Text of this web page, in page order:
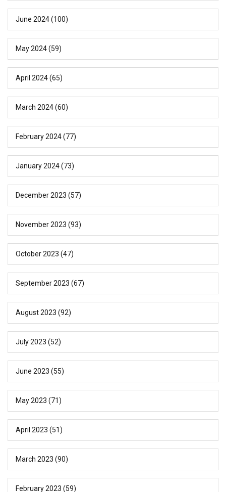
June 2024(100)
May 2024(59)
April 2024(65)
March 2024(60)
February 2024(77)
January 2024(73)
December 2023 (57)
November 2023 (93)
October 2023 (47)
September 2023 (67)
August 2023 (92)
July 2023 (52)
June 2023 (55)
May 2023 (71)
April 2023 (51)
March 2023 (90)
February 2023 (59)